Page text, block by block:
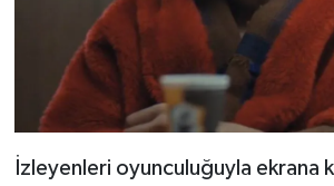
İzleyenleri oyunculuğuyla ekrana